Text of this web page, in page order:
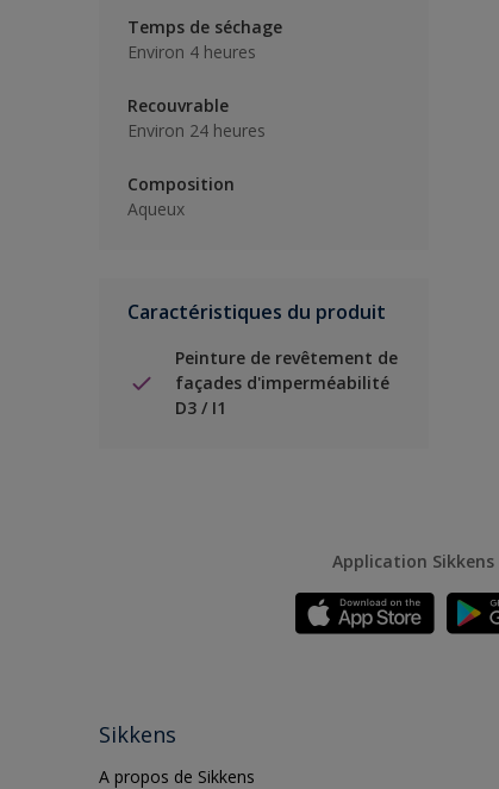
Temps de séchage
Environ 4 heures
Recouvrable
Environ 24 heures
Composition
Aqueux
Caractéristiques du produit
Peinture de revêtement de
façades d'imperméabilité
D3 / I1
Application Sikkens
Sikkens
A propos de Sikkens